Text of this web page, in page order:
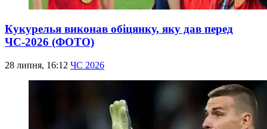
Кукурелья виконав обіцянку, яку дав перед
ЧС-2026 (ФОТО)
28 липня, 16:12 ЧС 2026